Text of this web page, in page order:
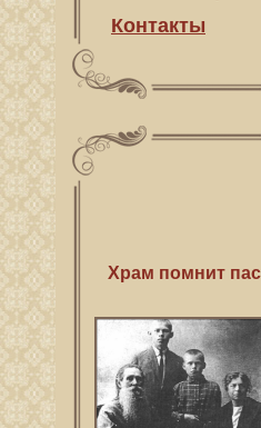
Контакты
Рубежи